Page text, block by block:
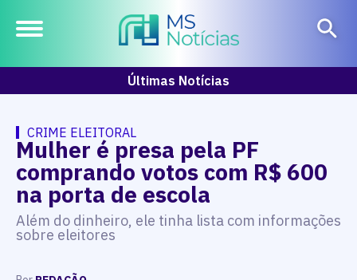
Últimas Notícias
CRIME ELEITORAL
Mulher é presa pela PF
comprando votos com R$ 600
na porta de escola
Além do dinheiro, ele tinha lista com informações
sobre eleitores